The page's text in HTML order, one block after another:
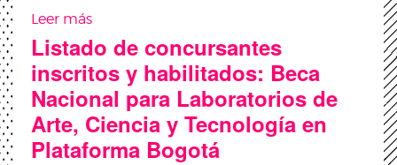
Leer más
microscopía y biomímesis
Listado de concursantes
inscritos y habilitados: Beca
Nacional para Laboratorios de
Arte, Ciencia y Tecnología en
Plataforma Bogotá